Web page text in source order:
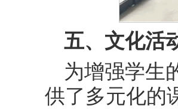
五、文化活
为增强学生
供了多元化的